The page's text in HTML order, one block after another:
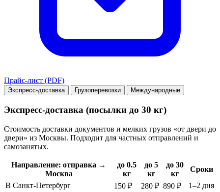
Прайс-лист (PDF)
Экспресс-доставка Грузоперевозки Международные
Экспресс-доставка (посылки до 30 кг)
Стоимость доставки документов и мелких грузов «от двери до
двери» из Москвы. Подходит для частных отправлений и
самозанятых.
Направление: отправка →
Москва
до 0.5
кг
до 5
кг
до 30
кг
Сроки
В Санкт-Петербург
150 ₽ 280 ₽ 890 ₽ 1–2 дня